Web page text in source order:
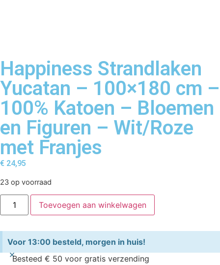
Happiness Strandlaken
Yucatan – 100×180 cm –
100% Katoen – Bloemen
en Figuren – Wit/Roze
met Franjes
€ 24,95
23 op voorraad
Toevoegen aan winkelwagen
Voor 13:00 besteld, morgen in huis!
×Besteed € 50 voor gratis verzending